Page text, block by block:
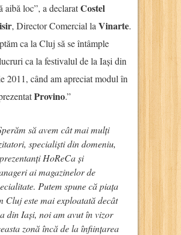
aibă loc”, a declaratCostel
, Director Comercial la Vinarte.
ca la Cluj să se întâmple
ca la festivalul de la Iași din
2011, când am apreciat modul în
Provino.”
să avem cât mai mulți
specialiști din domeniu,
HoReCa și
ai magazinelor de
Putem spune că piața
Cluj este mai exploatată decât
din Iași, noi am avut în vizor
zonă încă de la înființarea